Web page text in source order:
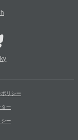
リシー
ー
ー